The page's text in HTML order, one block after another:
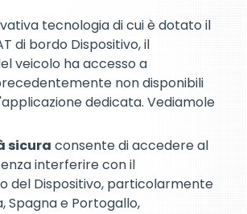
tecnologia di cui è dotato il
di bordo Dispositivo, il
veicolo ha accesso a
non disponibili
dedicata. Vediamole
sicura consente di accedere al
interferire con il
del Dispositivo, particolarmente
Spagna e Portogallo,